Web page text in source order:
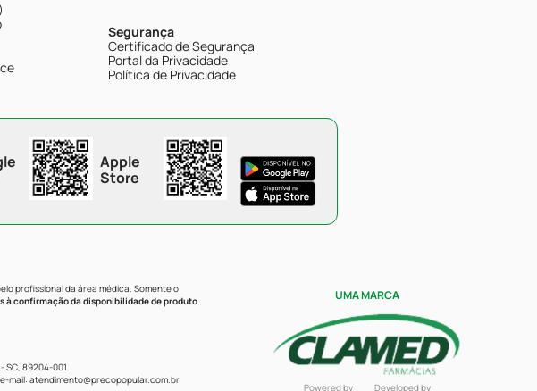
Segurança
Certificado de Segurança
Portal da Privacidade
Política de Privacidade
Apple
Store
profissional da área médica. Somente o
à confirmação da disponibilidade de produto
SC, 89204-001
mail: atendimento@precopopular.com.br
UMA MARCA
Powered by Developed by